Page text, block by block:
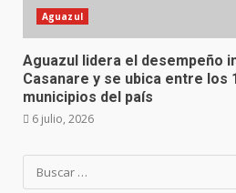
Aguazul
Aguazul lidera el desempeño
Casanare y se ubica entre los
municipios del país
6 julio, 2026